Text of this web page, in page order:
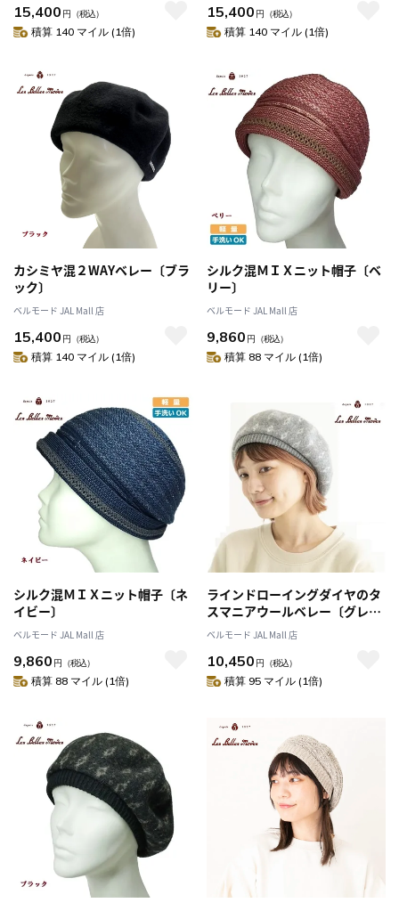
15,400 円 （税込）
積算 140 マイル (1倍)
15,400 円 （税込）
積算 140 マイル (1倍)
カシミヤ混２WAYベレー〔ブラ
ック〕
ベルモード JAL Mall 店
15,400 円 （税込）
積算 140 マイル (1倍)
シルク混ＭＩＸニット帽子〔ベ
リー〕
ベルモード JAL Mall 店
9,860 円 （税込）
積算 88 マイル (1倍)
シルク混ＭＩＸニット帽子〔ネ
イビー〕
ベルモード JAL Mall 店
9,860 円 （税込）
積算 88 マイル (1倍)
ラインドローイングダイヤのタ
スマニアウールベレー〔グレ
ー〕
ベルモード JAL Mall 店
10,450 円 （税込）
積算 95 マイル (1倍)